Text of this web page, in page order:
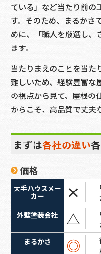
ている」など当たり前の
す。そのため、まるかさ
めに、「職人を厳選し、
ます。
当たりまえのことを当た
難しいため、経験豊富な
の視点から見て、屋根の
からこそ、高品質で丈夫
まずは各社の違い
価格
×
△
◎